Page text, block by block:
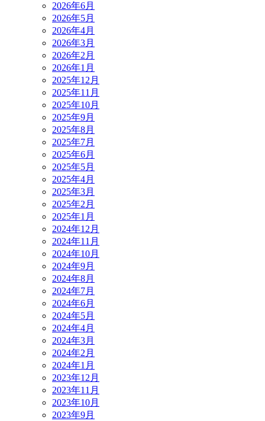
2026年6月
2026年5月
2026年4月
2026年3月
2026年2月
2026年1月
2025年12月
2025年11月
2025年10月
2025年9月
2025年8月
2025年7月
2025年6月
2025年5月
2025年4月
2025年3月
2025年2月
2025年1月
2024年12月
2024年11月
2024年10月
2024年9月
2024年8月
2024年7月
2024年6月
2024年5月
2024年4月
2024年3月
2024年2月
2024年1月
2023年12月
2023年11月
2023年10月
2023年9月